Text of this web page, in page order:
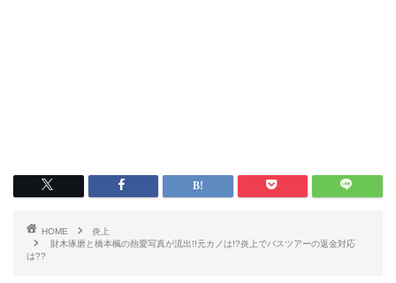
HOME
炎上
財木琢磨と橋本楓の熱愛写真が流出!!元カノは!?炎上でバスツアーの返金対応
は??